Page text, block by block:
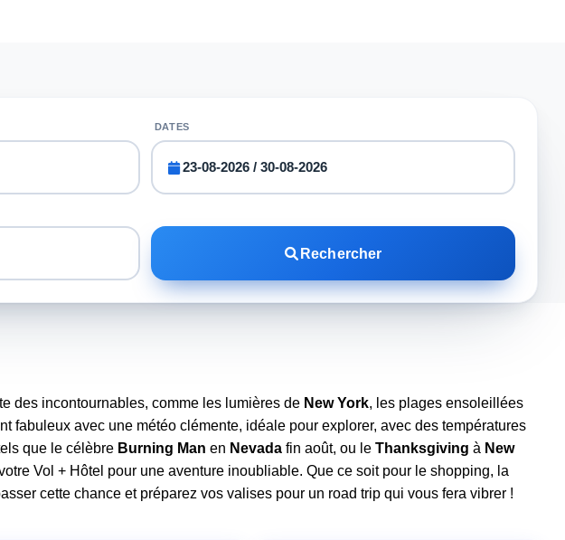
DATES
Rechercher
des incontournables, comme les lumières de New York, les plages ensoleillées
fabuleux avec une météo clémente, idéale pour explorer, avec des températures
que le célèbre Burning Man en Nevada fin août, ou le Thanksgiving à New
Vol + Hôtel pour une aventure inoubliable. Que ce soit pour le shopping, la
cette chance et préparez vos valises pour un road trip qui vous fera vibrer !